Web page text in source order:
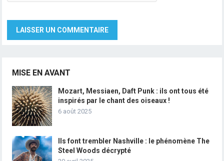
MISE EN AVANT
Mozart, Messiaen, Daft Punk : ils ont tous été
inspirés par le chant des oiseaux !
6 août 2025
Ils font trembler Nashville : le phénomène The
Steel Woods décrypté